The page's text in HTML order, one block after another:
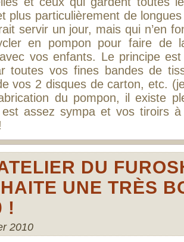
plus particulièrement de
servir un jour, mais qui n’en
en pompon pour faire de
vos enfants. Le principe
toutes vos fines bandes de
vos 2 disques de carton, etc.
du pompon, il existe
est assez sympa et vos tiroirs
DU
UNE TRÈS
!
2010